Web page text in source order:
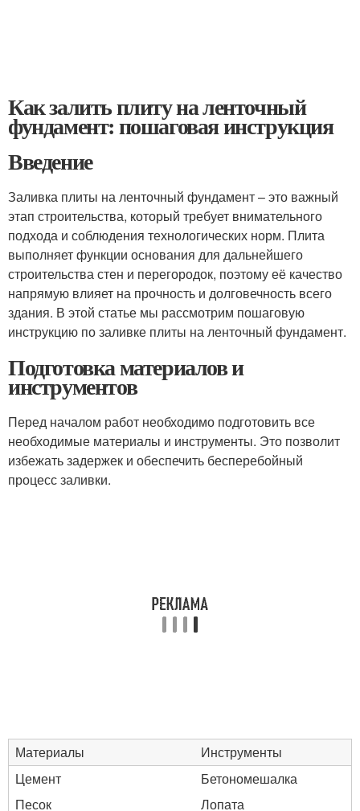
Как залить плиту на ленточный
фундамент: пошаговая инструкция
Введение
Заливка плиты на ленточный фундамент – это важный
этап строительства, который требует внимательного
подхода и соблюдения технологических норм. Плита
выполняет функции основания для дальнейшего
строительства стен и перегородок, поэтому её качество
напрямую влияет на прочность и долговечность всего
здания. В этой статье мы рассмотрим пошаговую
инструкцию по заливке плиты на ленточный фундамент.
Подготовка материалов и
инструментов
Перед началом работ необходимо подготовить все
необходимые материалы и инструменты. Это позволит
избежать задержек и обеспечить бесперебойный
процесс заливки.
Материалы
Инструменты
Цемент
Бетономешалка
Песок
Лопата